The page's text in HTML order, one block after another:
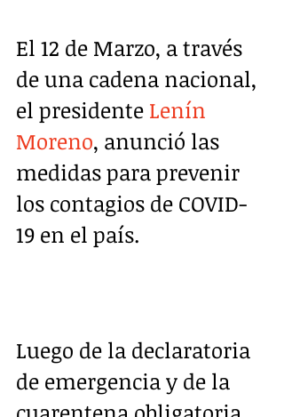
El 12 de Marzo, a través
de una cadena nacional,
el presidente Lenín
Moreno, anunció las
medidas para prevenir
los contagios de COVID-
19 en el país.
Luego de la declaratoria
de emergencia y de la